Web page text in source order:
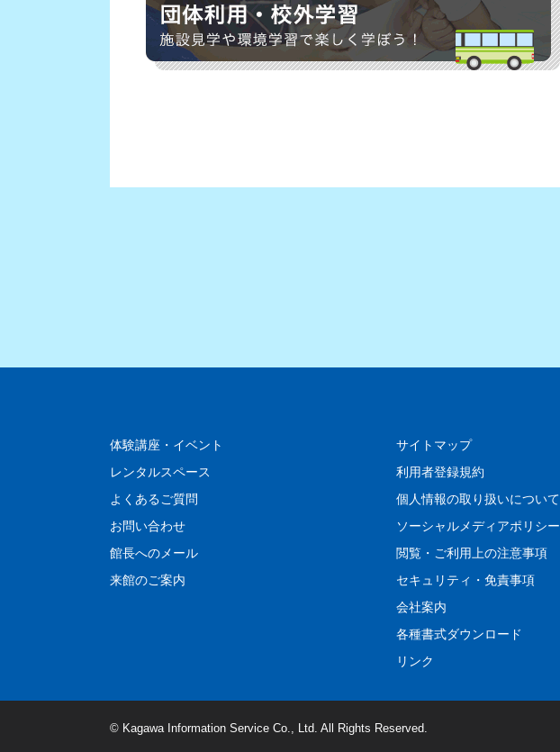
体験講座・イベント
レンタルスペース
よくあるご質問
お問い合わせ
館長へのメール
来館のご案内
サイトマップ
利用者登録規約
個人情報の取り扱いについて
ソーシャルメディアポリシー
閲覧・ご利用上の注意事項
セキュリティ・免責事項
会社案内
各種書式ダウンロード
リンク
© Kagawa Information Service Co., Ltd. All Rights Reserved.